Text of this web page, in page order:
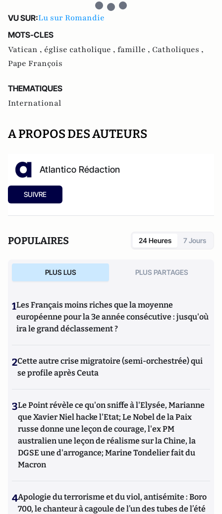
VU SUR:Lu sur Romandie
MOTS-CLES
Vatican , église catholique , famille , Catholiques ,
Pape François
THEMATIQUES
International
A PROPOS DES AUTEURS
Atlantico Rédaction
SUIVRE
POPULAIRES 24 Heures 7 Jours
PLUS LUS PLUS PARTAGES
1Les Français moins riches que la moyenne
européenne pour la 3e année consécutive : jusqu'où
ira le grand déclassement ?
2Cette autre crise migratoire (semi-orchestrée) qui
se profile après Ceuta
3Le Point révèle ce qu'on sniffe à l'Elysée, Marianne
que Xavier Niel hacke l'Etat; Le Nobel de la Paix
russe donne une leçon de courage, l'ex PM
australien une leçon de réalisme sur la Chine, la
DGSE une d'arrogance; Marine Tondelier fait du
Macron
4Apologie du terrorisme et du viol, antisémite : Boro
700, le chanteur à cagoule de l’un des tubes de l’été